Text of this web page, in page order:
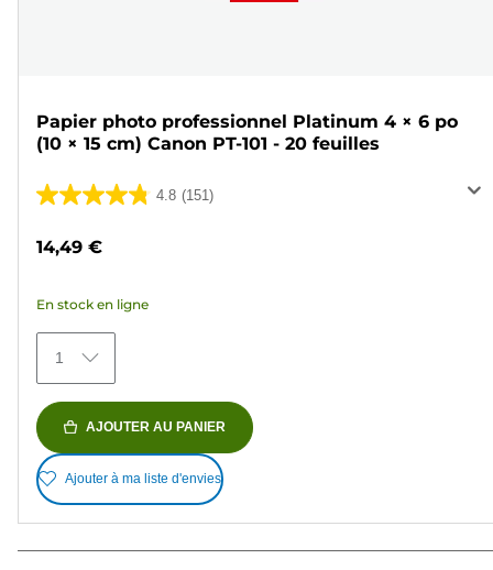
Papier photo professionnel Platinum 4 × 6 po
(10 × 15 cm) Canon PT-101 - 20 feuilles
4.8 (151)
4.8
5
151
avis
14,49 €
En stock en ligne
1
AJOUTER AU PANIER
Ajouter à ma liste d'envies